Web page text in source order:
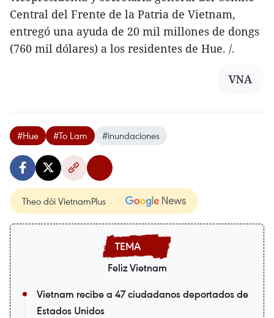
Central del Frente de la Patria de Vietnam,
entregó una ayuda de 20 mil millones de dongs
(760 mil dólares) a los residentes de Hue. /.
VNA
#Hue #To Lam #inundaciones
Theo dõi VietnamPlus
Feliz Vietnam
Vietnam recibe a 47 ciudadanos deportados de
Estados Unidos